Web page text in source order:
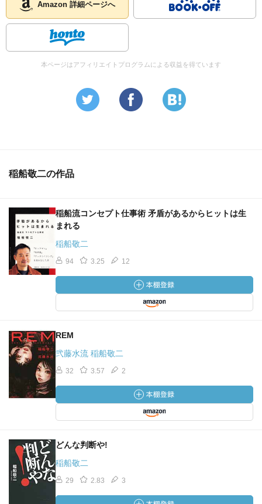
Amazon 詳細ページへ
本ページはアフィリエイトプログラムによる収益を得ています
稲船敬二の作品
稲船流コンセプト仕事術 矛盾があるからヒットは生
まれる
稲船敬二
94 3.25 12
REM
弐藤水流 稲船敬二
32 3.57 2
どんな判断や!
稲船敬二
29 2.83 3